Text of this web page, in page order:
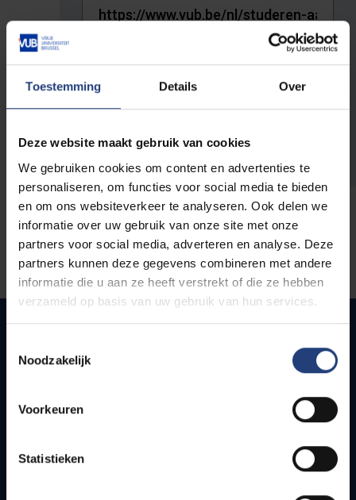
Toestemming Details Over
Deze website maakt gebruik van cookies
We gebruiken cookies om content en advertenties te
personaliseren, om functies voor social media te bieden
en om ons websiteverkeer te analyseren. Ook delen we
informatie over uw gebruik van onze site met onze
partners voor social media, adverteren en analyse. Deze
partners kunnen deze gegevens combineren met andere
informatie die u aan ze heeft verstrekt of die ze hebben
verzameld op basis van uw gebruik van hun services.
Noodzakelijk
Voorkeuren
Statistieken
De volledige URL van de pagina waar je de fout zag.
Snel naar
Bereikbaarheid